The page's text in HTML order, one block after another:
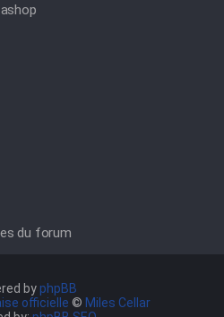
du forum
byphpBB
officielle © Miles Cellar